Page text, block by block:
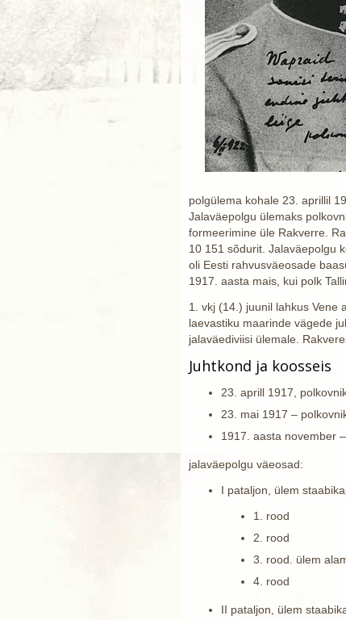
polgülema kohale 23. aprillil
Jalaväepolgu ülemaks
formeerimine üle Rakverre.
10 151 sõdurit. Jalaväepolgu
oli Eesti rahvusväeosade
1917. aasta mais, kui polk
1. vkj (14.) juunil lahkus Vene
laevastiku maarinde vägede
jalaväediviisi ülemale.
Juhtkond ja koosseis
23. aprill 1917,
23. mai 1917 –
1917. aasta november
jalaväepolgu väeosad:
I pataljon, ülem
1. rood
2. rood
3. rood. ülem
4. rood
II pataljon, ülem